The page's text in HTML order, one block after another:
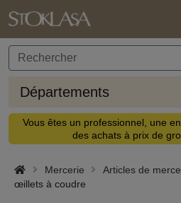
Départements
Vous êtes un professionnel, une
des achats à prix de
Mercerie Articles de
œillets à coudre